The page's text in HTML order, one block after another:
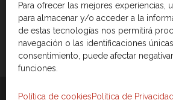
Para ofrecer las mejores
para almacenar y/o acceder a la
de estas tecnologías nos permitirá
navegación o las identificaciones
consentimiento, puede afectar
funciones.
Política de cookiesPolítica de Privacidad
© 2026 Cámara de